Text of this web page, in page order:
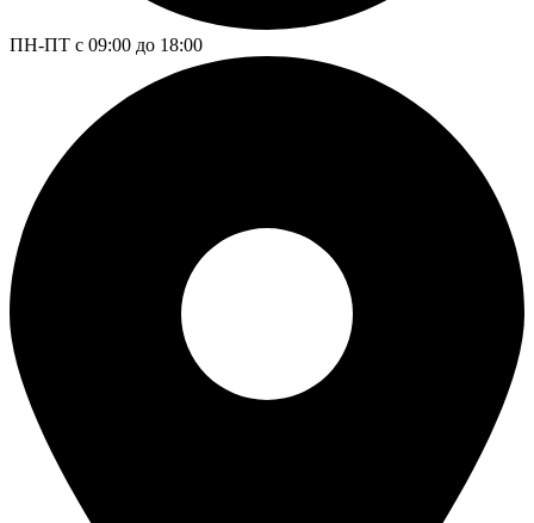
ПН-ПТ с 09:00 до 18:00